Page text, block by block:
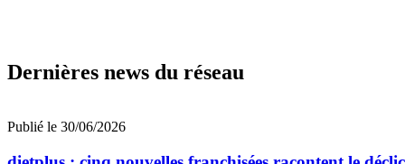
Dernières news du réseau
Publié le 30/06/2026